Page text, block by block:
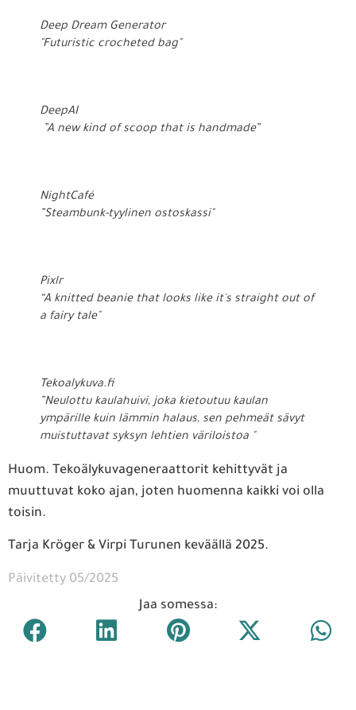
Deep Dream Generator
"Futuristic crocheted bag"
DeepAI
”A new kind of scoop that is handmade”
NightCafé
”Steambunk-tyylinen ostoskassi"
Pixlr
“A knitted beanie that looks like it's straight out of
a fairy tale"
Tekoalykuva.fi
”Neulottu kaulahuivi, joka kietoutuu kaulan
ympärille kuin lämmin halaus, sen pehmeät sävyt
muistuttavat syksyn lehtien väriloistoa "
Huom. Tekoälykuvageneraattorit kehittyvät ja
muuttuvat koko ajan, joten huomenna kaikki voi olla
toisin.
Tarja Kröger & Virpi Turunen keväällä 2025.
Päivitetty 05/2025
Jaa somessa: